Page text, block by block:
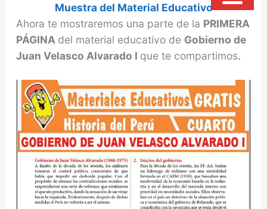
Muestra del Material Educativo
Ahora te mostraremos una parte de la PRIMERA
PÁGINA del material educativo de Gobierno de
Juan Velasco Alvarado I que te compartimos.